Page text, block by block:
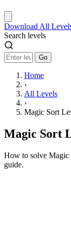
Download All
Search levels
Go
Home
›
All Levels
›
Magic Sort
Magic Sort
How to solve Magic
guide.